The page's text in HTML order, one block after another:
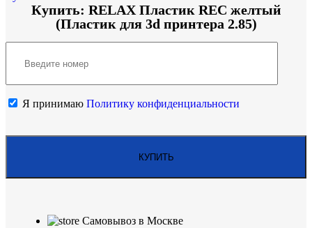
Купить: RELAX Пластик REC желтый
(Пластик для 3d принтера 2.85)
Я принимаю Политику конфиденциальности
Самовывоз в Москве